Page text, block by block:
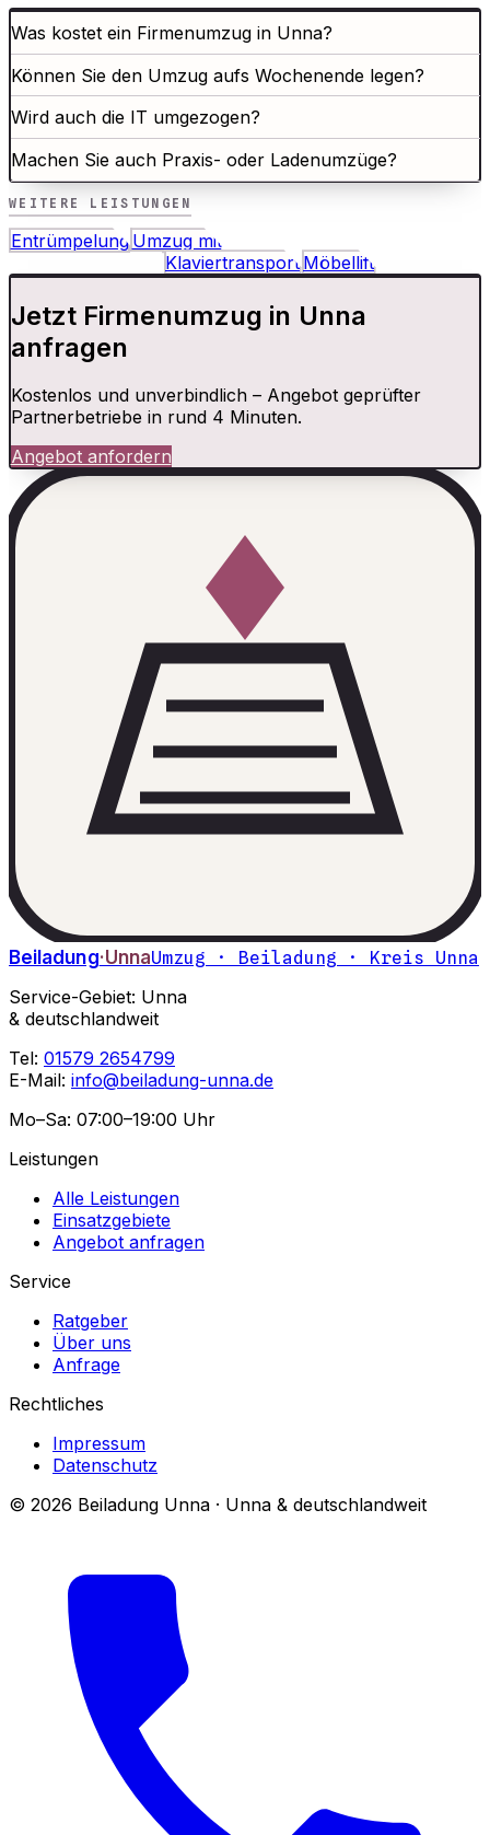
Was kostet ein Firmenumzug in Unna?
Können Sie den Umzug aufs Wochenende legen?
Wird auch die IT umgezogen?
Machen Sie auch Praxis- oder Ladenumzüge?
WEITERE LEISTUNGEN
Entrümpelung Umzug mit
Klaviertransport Möbellift
Jetzt Firmenumzug in Unna
anfragen
Kostenlos und unverbindlich – Angebot geprüfter
Partnerbetriebe in rund 4 Minuten.
Angebot anfordern
Beiladung·UnnaUmzug · Beiladung · Kreis Unna
Service-Gebiet: Unna
& deutschlandweit
Tel: 01579 2654799
E-Mail: info@beiladung-unna.de
Mo–Sa: 07:00–19:00 Uhr
Leistungen
Alle Leistungen
Einsatzgebiete
Angebot anfragen
Service
Ratgeber
Über uns
Anfrage
Rechtliches
Impressum
Datenschutz
© 2026 Beiladung Unna · Unna & deutschlandweit